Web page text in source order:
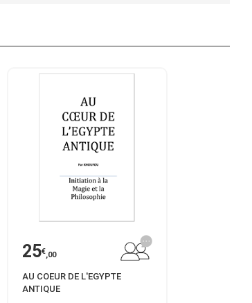
25€,00
AU COEUR DE L'EGYPTE
ANTIQUE